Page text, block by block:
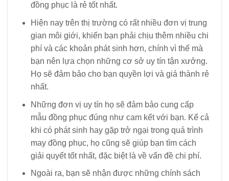
đồng phục là rẻ tốt nhất.
Hiện nay trên thị trường có rất nhiều đơn vị trung
gian môi giới, khiến bạn phải chịu thêm nhiều chi
phí và các khoản phát sinh hơn, chính vì thế mà
bạn nên lựa chọn những cơ sở uy tín tận xưởng.
Họ sẽ đảm bảo cho bạn quyền lợi và giá thành rẻ
nhất.
Những đơn vị uy tín họ sẽ đảm bảo cung cấp
mẫu đồng phục đúng như cam kết với bạn. Kể cả
khi có phát sinh hay gặp trở ngại trong quá trình
may đồng phục, họ cũng sẽ giúp bạn tìm cách
giải quyết tốt nhất, đặc biệt là về vấn đề chi phí.
Ngoài ra, bạn sẽ nhận được những chính sách